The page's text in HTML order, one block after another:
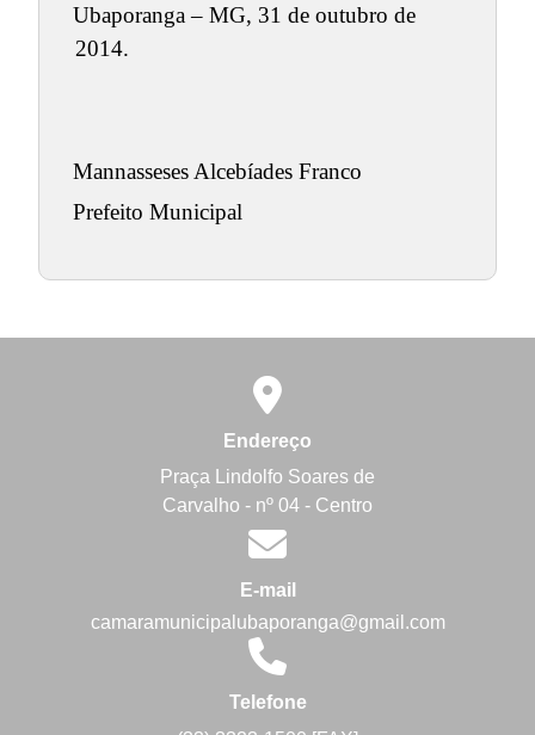
Ubaporanga – MG, 31 de outubro de
2014.
Mannasseses Alcebíades Franco
Prefeito Municipal
Endereço
Praça Lindolfo Soares de
Carvalho - nº 04 - Centro
E-mail
camaramunicipalubaporanga@gmail.com
Telefone